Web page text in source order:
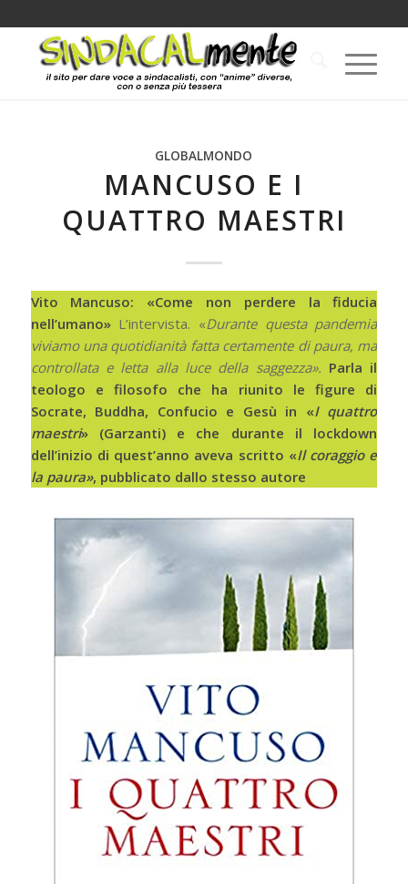
GLOBALMONDO
MANCUSO E I
QUATTRO MAESTRI
Vito Mancuso: «Come non perdere la fiducia
nell’umano»L’intervista. «Durante questa pandemia
viviamo una quotidianità fatta certamente di paura, ma
controllata e letta alla luce della saggezza». Parla il
teologo e filosofo che ha riunito le figure di
Socrate, Buddha, Confucio e Gesù in «I quattro
maestri» (Garzanti) e che durante il lockdown
dell’inizio di quest’anno aveva scritto «Il coraggio e
la paura», pubblicato dallo stesso autore